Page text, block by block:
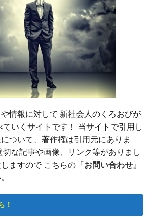
情報に対して 新社会人のくろおびが
いくサイトです！ 当サイトで引用し
ついて、著作権は引用元にありま
な記事や画像、リンク等がありまし
ますので こちらの『お問い合わせ 』
！